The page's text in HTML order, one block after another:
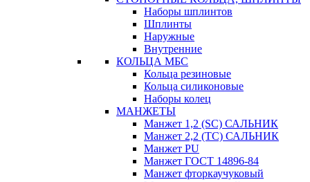
Наборы шплинтов
Шплинты
Наружные
Внутренние
КОЛЬЦА МБС
Кольца резиновые
Кольца силиконовые
Наборы колец
МАНЖЕТЫ
Манжет 1,2 (SC) САЛЬНИК
Манжет 2,2 (ТС) САЛЬНИК
Манжет PU
Манжет ГОСТ 14896-84
Манжет фторкаучуковый